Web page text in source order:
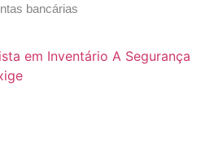
bancárias